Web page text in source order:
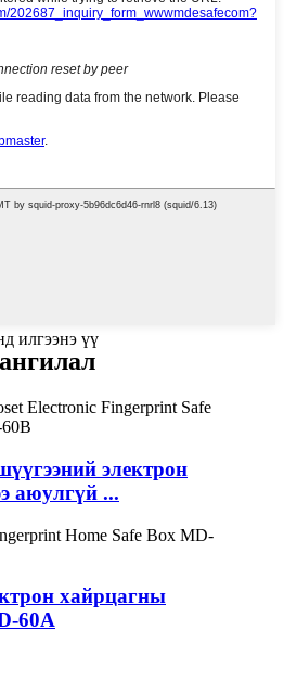
илгээнэ үү
электрон
аюулгүй ...
хайрцагны
60A